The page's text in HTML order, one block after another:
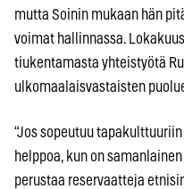
mutta Soinin mukaan hän
voimat hallinnassa.
tiukentamasta yhteistyötä
ulkomaalaisvastaisten
“Jos sopeutuu
helppoa, kun on
perustaa reservaatteja